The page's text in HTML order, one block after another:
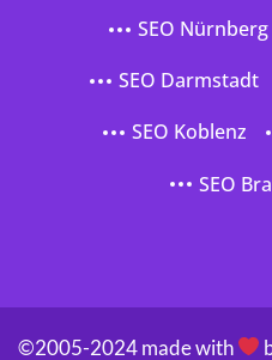
SEO Nürnberg
SEO Darmstadt
SEO Koblenz
SEO
©2005-2024 made with